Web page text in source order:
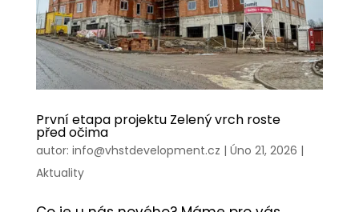
První etapa projektu Zelený vrch roste
před očima
autor: info@vhstdevelopment.cz | Úno 21, 2026 |
Aktuality